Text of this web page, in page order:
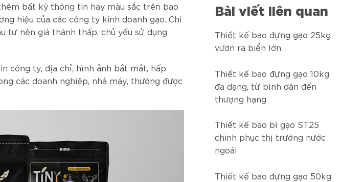
bất kỳ thông tin hay màu sắc trên bao
hiệu của các công ty kinh doanh gạo. Chi
tư nên giá thành thấp, chủ yếu sử dụng
công ty, địa chỉ, hình ảnh bắt mắt, hấp
các doanh nghiệp, nhà máy, thường được
Bài viết liên quan
Thiết kế bao đựng gạo 25kg
vươn ra biển lớn
Thiết kế bao đựng gạo 10kg
đa dạng, từ bình dân đến
thượng hạng
Thiết kế bao bì gạo ST25
chinh phục thị trường nước
ngoài
Thiết kế bao đựng gạo 50kg